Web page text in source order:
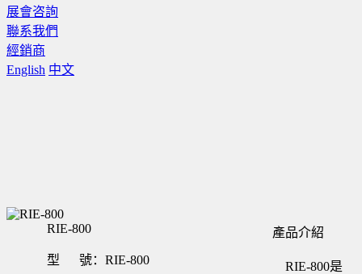
展會咨詢
聯系我們
經銷商
English 中文
RIE-800
型 號：RIE-800
產品介紹
RIE-800是